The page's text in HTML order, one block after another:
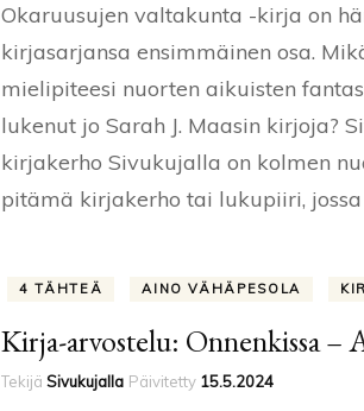
Okaruusujen valtakunta -kirja on
kirjasarjansa ensimmäinen osa.
mielipiteesi nuorten aikuisten
lukenut jo Sarah J. Maasin kirjoja?
kirjakerho Sivukujalla on kolmen
pitämä kirjakerho tai lukupiiri,
4 TÄHTEÄ AINO VÄHÄPESOLA
Kirja-arvostelu: Onnenkissa –
Tekijä Sivukujalla Päivitetty 15.5.2024